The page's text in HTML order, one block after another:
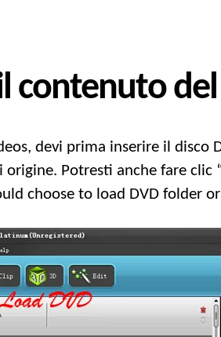
contenuto
, devi prima inserire il disco
Potresti anche fare
choose to load DVD folder